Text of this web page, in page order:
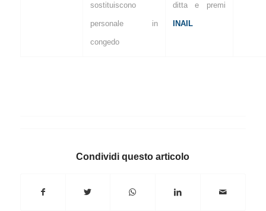
sostituiscono
personale in
congedo
ditta e premi
INAIL
Condividi questo articolo